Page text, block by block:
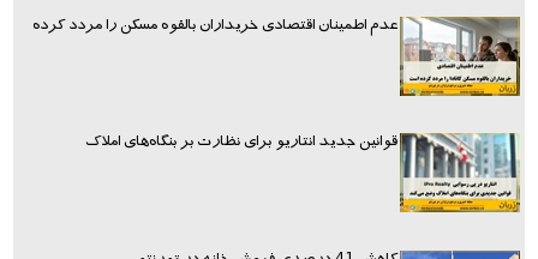
عدم اطمینان اقتصادی خریداران بالقوه مسکن را مردد کرده
قوانین جدید انتاریو برای نظارت بر بنگاه‌های املاک